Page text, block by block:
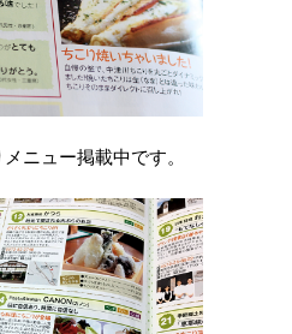
ニュー掲載中です。